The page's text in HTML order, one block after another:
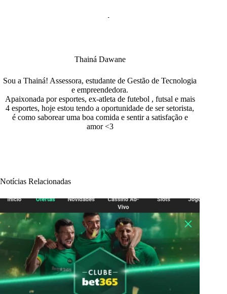
Thainá Dawane
Sou a Thainá! Assessora, estudante de Gestão de Tecnologia
e empreendedora.
Apaixonada por esportes, ex-atleta de futebol , futsal e mais
4 esportes, hoje estou tendo a oportunidade de ser setorista,
é como saborear uma boa comida e sentir a satisfação e
amor <3
Notícias Relacionadas